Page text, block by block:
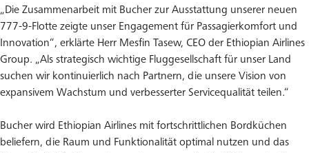
„Die Zusammenarbeit mit Bucher zur Ausstattung unserer neuen
777-9-Flotte zeigte unser Engagement für Passagierkomfort und
Innovation“, erklärte Herr Mesfin Tasew, CEO der Ethiopian Airlines
Group. „Als strategisch wichtige Fluggesellschaft für unser Land
suchen wir kontinuierlich nach Partnern, die unsere Vision von
expansivem Wachstum und verbesserter Servicequalität teilen.“
Bucher wird Ethiopian Airlines mit fortschrittlichen Bordküchen
beliefern, die Raum und Funktionalität optimal nutzen und das